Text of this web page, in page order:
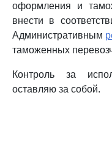
оформления и
внести в
Административным
таможенных
Контроль за
оставляю за собой.